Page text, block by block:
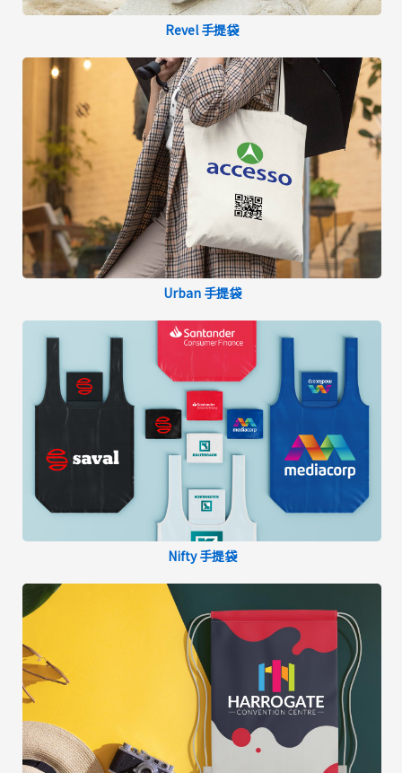
Revel 手提袋
Urban 手提袋
Nifty 手提袋